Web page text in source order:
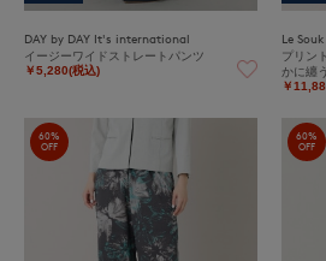
DAY by DAY It's international
イージーワイドストレートパンツ
￥5,280(税込)
Le Souk
プリン
かに纏
￥
60%
OFF
60%
OFF